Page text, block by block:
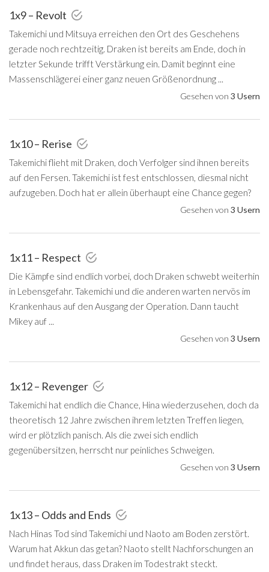
1x9 – Revolt
Takemichi und Mitsuya erreichen den Ort des Geschehens
gerade noch rechtzeitig. Draken ist bereits am Ende, doch in
letzter Sekunde trifft Verstärkung ein. Damit beginnt eine
Massenschlägerei einer ganz neuen Größenordnung ...
Gesehen von 3 Usern
1x10 – Rerise
Takemichi flieht mit Draken, doch Verfolger sind ihnen bereits
auf den Fersen. Takemichi ist fest entschlossen, diesmal nicht
aufzugeben. Doch hat er allein überhaupt eine Chance gegen?
Gesehen von 3 Usern
1x11 – Respect
Die Kämpfe sind endlich vorbei, doch Draken schwebt weiterhin
in Lebensgefahr. Takemichi und die anderen warten nervös im
Krankenhaus auf den Ausgang der Operation. Dann taucht
Mikey auf ...
Gesehen von 3 Usern
1x12 – Revenger
Takemichi hat endlich die Chance, Hina wiederzusehen, doch da
theoretisch 12 Jahre zwischen ihrem letzten Treffen liegen,
wird er plötzlich panisch. Als die zwei sich endlich
gegenübersitzen, herrscht nur peinliches Schweigen.
Gesehen von 3 Usern
1x13 – Odds and Ends
Nach Hinas Tod sind Takemichi und Naoto am Boden zerstört.
Warum hat Akkun das getan? Naoto stellt Nachforschungen an
und findet heraus, dass Draken im Todestrakt steckt.